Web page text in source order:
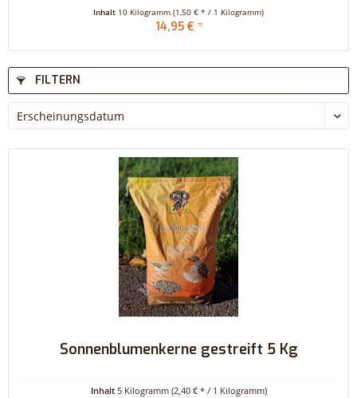
Inhalt 10 Kilogramm (1,50 € * / 1 Kilogramm)
14,95 € *
FILTERN
Sonnenblumenkerne gestreift 5 Kg
Inhalt 5 Kilogramm (2,40 € * / 1 Kilogramm)